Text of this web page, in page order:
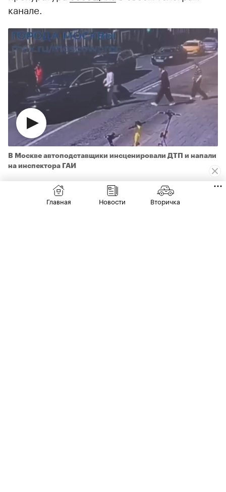
канале.
В Москве автоподставщики инсценировали ДТП и напали
на инспектора ГАИ
Преступление было совершено 28 июня.
Водитель за рулем «китайца» услышал удар
Главная Новости Вторичка